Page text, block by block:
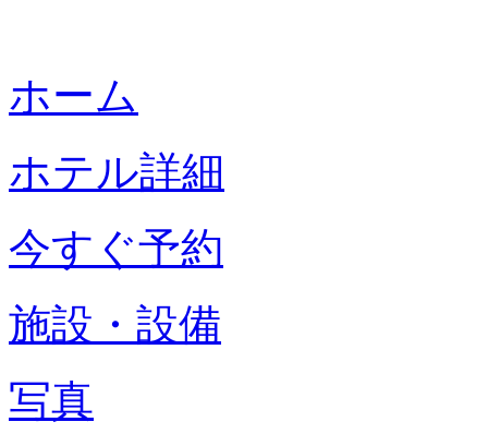
ホーム
ホテル詳細
今すぐ予約
施設・設備
写真